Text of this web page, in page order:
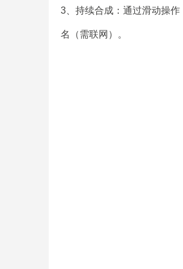
3、持续合成：通过滑动操
名（需联网）。